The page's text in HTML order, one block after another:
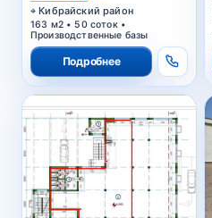
Кибрайский район
163 м2 • 50 соток •
Производственные базы
Подробнее